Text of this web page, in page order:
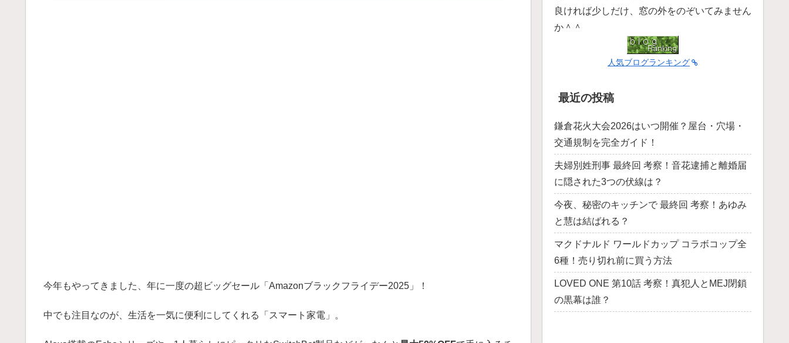
今年もやってきました、年に一度の超ビッグセール「Amazonブラックフライデー2025」！
中でも注目なのが、生活を一気に便利にしてくれる「スマート家電」。
良ければ少しだけ、窓の外をのぞいてみません
か＾＾
人気ブログランキング
最近の投稿
鎌倉花火大会2026はいつ開催？屋台・穴場・
交通規制を完全ガイド！
夫婦別姓刑事 最終回 考察！音花逮捕と離婚届
に隠された3つの伏線は？
今夜、秘密のキッチンで 最終回 考察！あゆみ
と慧は結ばれる？
マクドナルド ワールドカップ コラボコップ全
6種！売り切れ前に買う方法
LOVED ONE 第10話 考察！真犯人とMEJ閉鎖
の黒幕は誰？